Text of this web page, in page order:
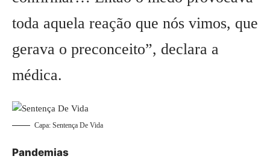
toda aquela reação que nós vimos, que
gerava o preconceito”, declara a
médica.
Capa: Sentença De Vida
Pandemias